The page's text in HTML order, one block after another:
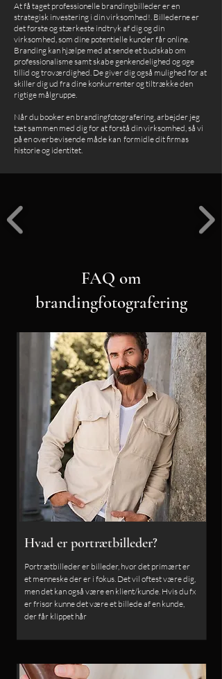
At få taget professionelle brandingbilleder er en
strategisk investering i din virksomhed!. Billederne er
det første og stærkeste indtryk af dig og din
virksomhed, som dine potentielle kunder får online.
Branding kan hjælpe med at sende et budskab om
professionalisme samt skabe genkendelighed og øge
tillid og troværdighed. De giver dig også mulighed for at
skiller dig ud fra dine konkurrenter og tiltrække den
rigtige målgruppe.
Når du booker en brandingfotografering, arbejder jeg
tæt sammen med dig for at forstå din virksomhed, så vi
på en overbevisende måde kan formidle dit firmas
historie og identitet.
FAQ om
brandingfotografering
Hvad er portrætbilleder?
Portrætbilleder er billeder, hvor det primært er
et menneske der er i fokus. Det vil oftest være dig,
men det kan også være en klient/kunde. Hvis du fx
er frisør kunne det være et billede af en kunde,
der får klippet hår